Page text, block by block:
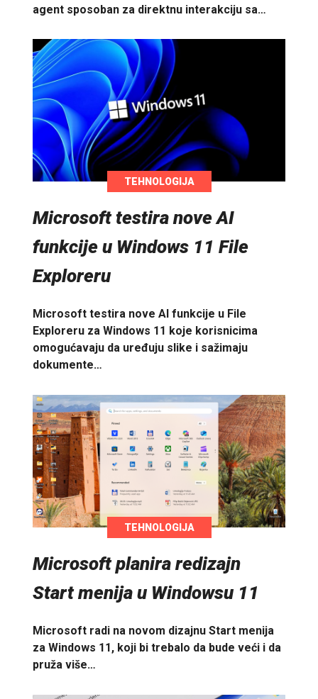
agent sposoban za direktnu interakciju sa…
TEHNOLOGIJA
Microsoft testira nove AI
funkcije u Windows 11 File
Exploreru
Microsoft testira nove AI funkcije u File
Exploreru za Windows 11 koje korisnicima
omogućavaju da uređuju slike i sažimaju
dokumente…
TEHNOLOGIJA
Microsoft planira redizajn
Start menija u Windowsu 11
Microsoft radi na novom dizajnu Start menija
za Windows 11, koji bi trebalo da bude veći i da
pruža više…